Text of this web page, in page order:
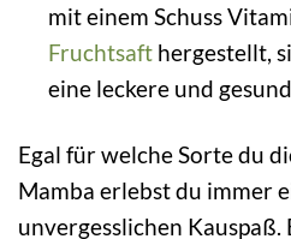
mit einem Schuss
Fruchtsafthergestellt,
eine leckere und
Egal für welche Sorte du
Mamba erlebst du immer
unvergesslichen